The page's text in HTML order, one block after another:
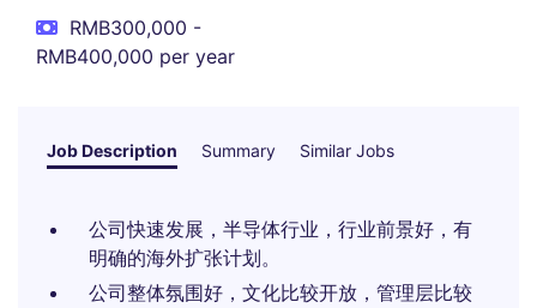
RMB300,000 -
RMB400,000 per year
Job Description Summary Similar Jobs
公司快速发展，半导体行业，行业前景好，有
明确的海外扩张计划。
公司整体氛围好，文化比较开放，管理层比较